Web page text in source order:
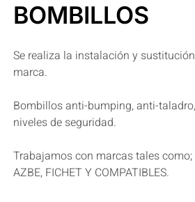
BOMBILLOS
Se realiza la instalación y
marca.
Bombillos anti-bumping, anti-
niveles de seguridad.
Trabajamos con marcas tales como;
AZBE, FICHET Y COMPATIBLES.